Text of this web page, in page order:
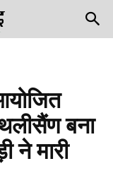
थलीसैंण बना
ने मारी